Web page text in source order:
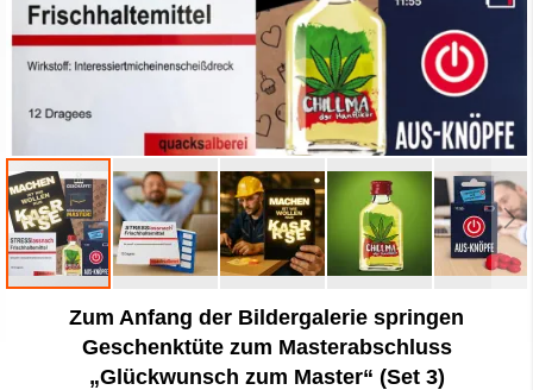
Zum Anfang der Bildergalerie springen
Geschenktüte zum Masterabschluss
„Glückwunsch zum Master“ (Set 3)